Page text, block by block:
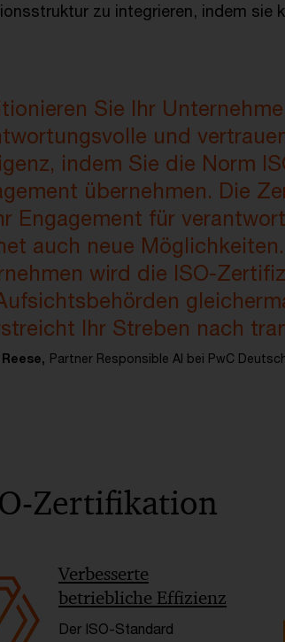
zu integrieren, indem sie
Sie Ihr
und
indem Sie die Norm
übernehmen. Die
Engagement für
auch neue
wird die ISO-
Ihr Streben nach
Partner Responsible AI bei PwC
Zertifikation
Verbesserte
betriebliche Effizienz
Der ISO-Standard